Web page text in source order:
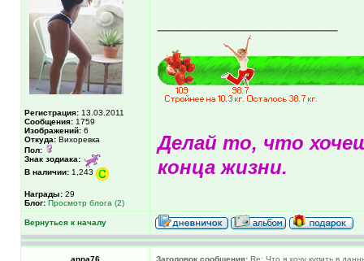
Регистрация: 13.03.2011
Сообщения: 1759
Изображений: 6
Откуда: Вихоревка
Пол:
Знак зодиака:
В наличии: 1,243
Награды: 29
Блог: Просмотр блога (2)
Делай то, что
конца жизни.
Вернуться к началу
anna76 Заголовок сообщения: Re: Что я хочу купить в